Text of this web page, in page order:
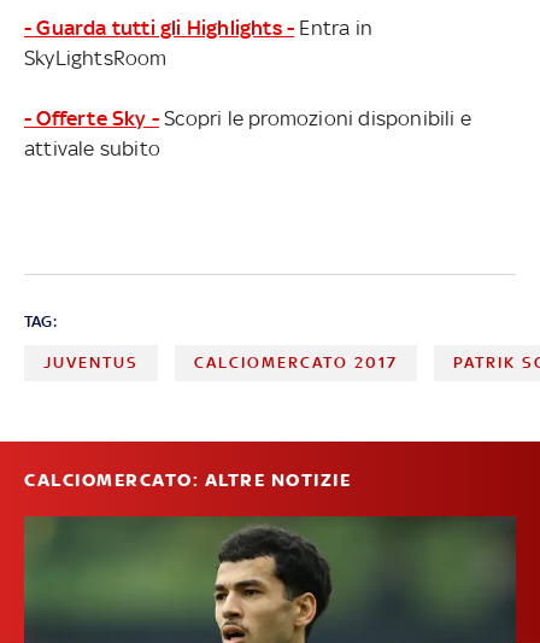
- Guarda tutti gli Highlights - Entra in
SkyLightsRoom
- Offerte Sky - Scopri le promozioni disponibili e
attivale subito
TAG:
JUVENTUS CALCIOMERCATO 2017 PATRIK
CALCIOMERCATO: ALTRE NOTIZIE